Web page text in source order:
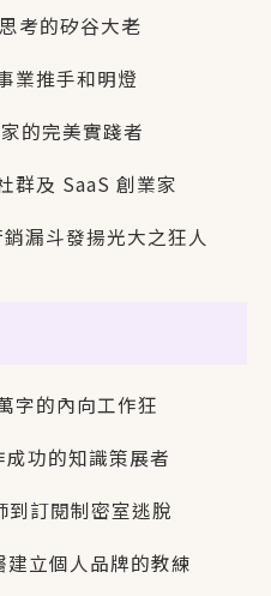
考的矽谷大老
業推手和明燈
的完美實踐者
群及 SaaS 創業家
漏斗發揚光大之狂人
字的內向工作狂
功的知識策展者
訂閱制密室逃脫
立個人品牌的教練